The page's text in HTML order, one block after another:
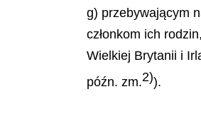
g) przebywającym
członkom ich
Wielkiej Brytanii i
późn. zm.2)).